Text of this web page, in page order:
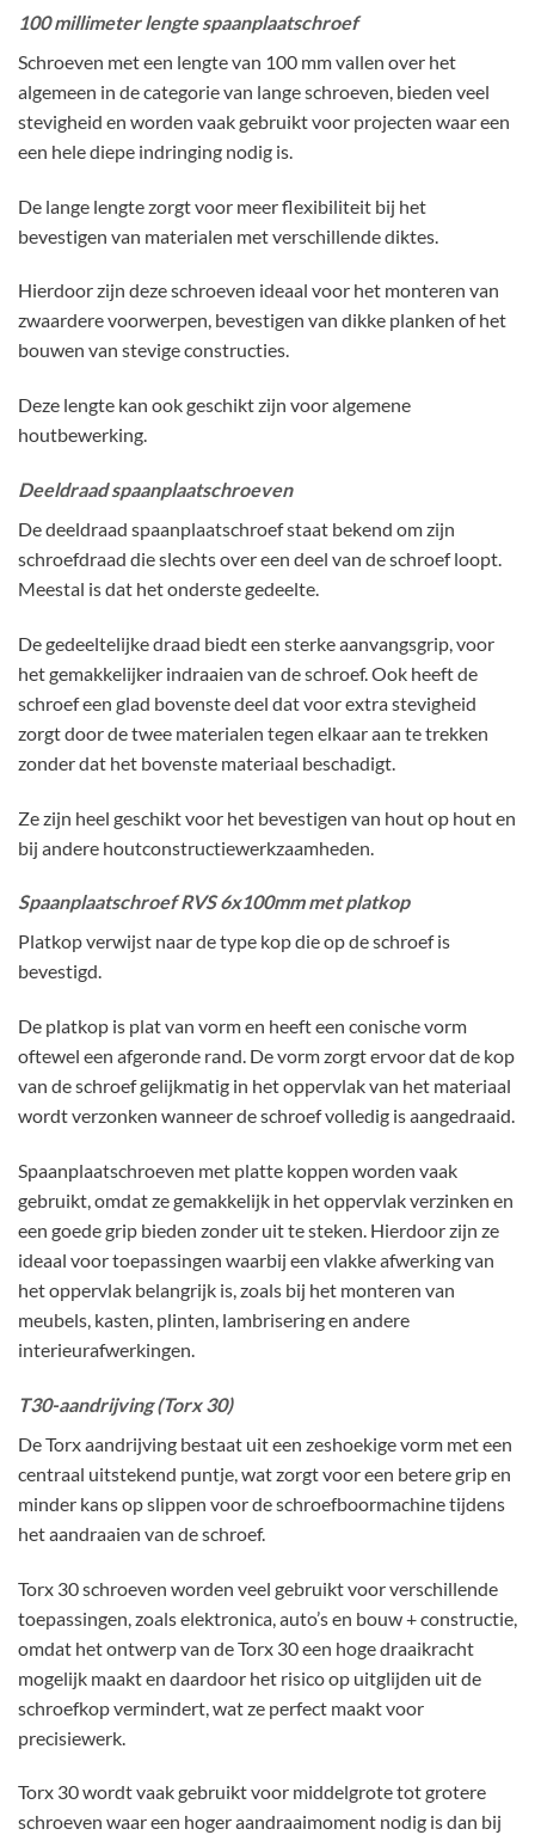
100 millimeter lengte spaanplaatschroef
Schroeven met een lengte van 100 mm vallen over het
algemeen in de categorie van lange schroeven, bieden veel
stevigheid en worden vaak gebruikt voor projecten waar een
een hele diepe indringing nodig is.
De lange lengte zorgt voor meer flexibiliteit bij het
bevestigen van materialen met verschillende diktes.
Hierdoor zijn deze schroeven ideaal voor het monteren van
zwaardere voorwerpen, bevestigen van dikke planken of het
bouwen van stevige constructies.
Deze lengte kan ook geschikt zijn voor algemene
houtbewerking.
Deeldraad spaanplaatschroeven
De deeldraad spaanplaatschroef staat bekend om zijn
schroefdraad die slechts over een deel van de schroef loopt.
Meestal is dat het onderste gedeelte.
De gedeeltelijke draad biedt een sterke aanvangsgrip, voor
het gemakkelijker indraaien van de schroef. Ook heeft de
schroef een glad bovenste deel dat voor extra stevigheid
zorgt door de twee materialen tegen elkaar aan te trekken
zonder dat het bovenste materiaal beschadigt.
Ze zijn heel geschikt voor het bevestigen van hout op hout en
bij andere houtconstructiewerkzaamheden.
Spaanplaatschroef RVS 6x100mm met platkop
Platkop verwijst naar de type kop die op de schroef is
bevestigd.
De platkop is plat van vorm en heeft een conische vorm
oftewel een afgeronde rand. De vorm zorgt ervoor dat de kop
van de schroef gelijkmatig in het oppervlak van het materiaal
wordt verzonken wanneer de schroef volledig is aangedraaid.
Spaanplaatschroeven met platte koppen worden vaak
gebruikt, omdat ze gemakkelijk in het oppervlak verzinken en
een goede grip bieden zonder uit te steken. Hierdoor zijn ze
ideaal voor toepassingen waarbij een vlakke afwerking van
het oppervlak belangrijk is, zoals bij het monteren van
meubels, kasten, plinten, lambrisering en andere
interieurafwerkingen.
T30-aandrijving (Torx 30)
De Torx aandrijving bestaat uit een zeshoekige vorm met een
centraal uitstekend puntje, wat zorgt voor een betere grip en
minder kans op slippen voor de schroefboormachine tijdens
het aandraaien van de schroef.
Torx 30 schroeven worden veel gebruikt voor verschillende
toepassingen, zoals elektronica, auto’s en bouw + constructie,
omdat het ontwerp van de Torx 30 een hoge draaikracht
mogelijk maakt en daardoor het risico op uitglijden uit de
schroefkop vermindert, wat ze perfect maakt voor
precisiewerk.
Torx 30 wordt vaak gebruikt voor middelgrote tot grotere
schroeven waar een hoger aandraaimoment nodig is dan bij